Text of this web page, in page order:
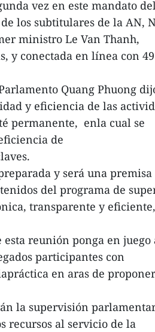
vez en este mandato
los subtitulares de la AN,
ministro Le Van Thanh,
y conectada en línea con 49
Quang Phuong
y eficiencia de las
permanente, enla cual se
de
y será una premisa
del programa de
transparente y eficiente,
reunión ponga en juego
participantes con
en aras de proponer
la supervisión
recursos al servicio de la